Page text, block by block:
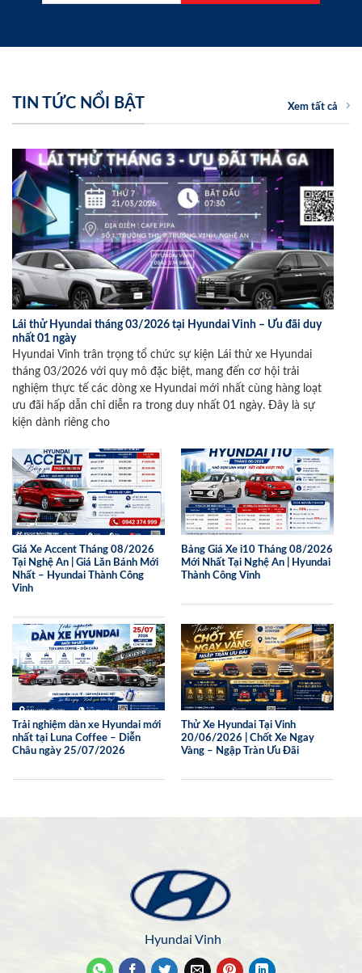
TIN TỨC NỔI BẬT Xem tất cả
Lái thử Hyundai tháng 03/2026 tại Hyundai Vinh – Ưu đãi duy
nhất 01 ngày
Hyundai Vinh trân trọng tổ chức sự kiện Lái thử xe Hyundai
tháng 03/2026 với quy mô đặc biệt, mang đến cơ hội trải
nghiệm thực tế các dòng xe Hyundai mới nhất cùng hàng loạt
ưu đãi hấp dẫn chỉ diễn ra trong duy nhất 01 ngày. Đây là sự
kiện dành riêng cho
Giá Xe Accent Tháng 08/2026
Tại Nghệ An | Giá Lăn Bánh Mới
Nhất – Hyundai Thành Công
Vinh
Bảng Giá Xe i10 Tháng 08/2026
Mới Nhất Tại Nghệ An | Hyundai
Thành Công Vinh
Trải nghiệm dàn xe Hyundai mới
nhất tại Luna Coffee – Diễn
Châu ngày 25/07/2026
Thử Xe Hyundai Tại Vinh
20/06/2026 | Chốt Xe Ngay
Vàng – Ngập Tràn Ưu Đãi
Hyundai Vinh